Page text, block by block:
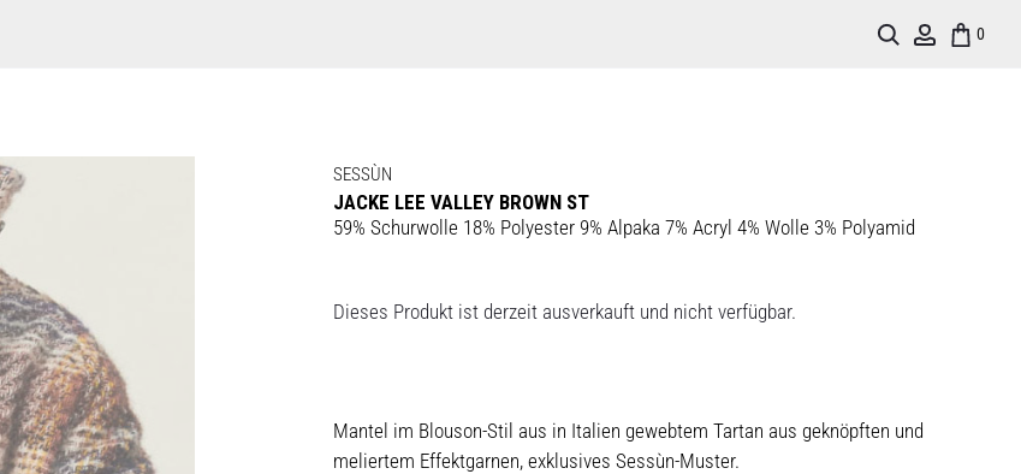
0
Account
Search
SESSÙN
JACKE LEE VALLEY BROWN ST
59% Schurwolle 18% Polyester 9% Alpaka 7% Acryl 4% Wolle 3% Polyamid
Dieses Produkt ist derzeit ausverkauft und nicht verfügbar.
Mantel im Blouson-Stil aus in Italien gewebtem Tartan aus geknöpften und
meliertem Effektgarnen, exklusives Sessùn-Muster.